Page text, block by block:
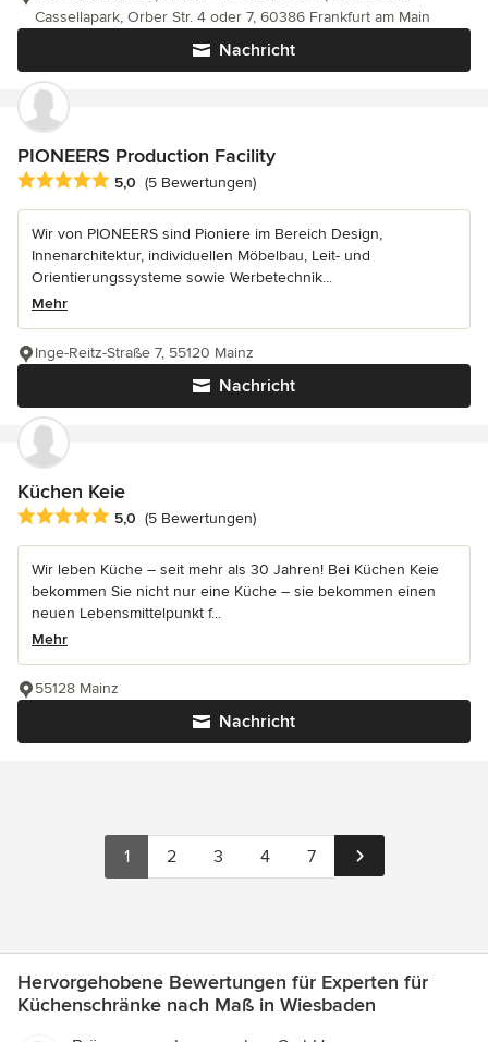
Nachricht
Cassellapark, Orber Str. 4 oder 7, 60386 Frankfurt am Main
PIONEERS Production Facility
Durchschnittliche Bewertung: 5 von 5 Sternen
5,0 (5 Bewertungen)
Wir von PIONEERS sind Pioniere im Bereich Design,
Innenarchitektur, individuellen Möbelbau, Leit- und
Orientierungssysteme sowie Werbetechnik...
Mehr
Nachricht
Inge-Reitz-Straße 7, 55120 Mainz
Küchen Keie
Durchschnittliche Bewertung: 5 von 5 Sternen
5,0 (5 Bewertungen)
Wir leben Küche – seit mehr als 30 Jahren! Bei Küchen Keie
bekommen Sie nicht nur eine Küche – sie bekommen einen
neuen Lebensmittelpunkt f...
Mehr
Nachricht
55128 Mainz
1 2 3 4 7
Hervorgehobene Bewertungen für Experten für
Küchenschränke nach Maß in Wiesbaden